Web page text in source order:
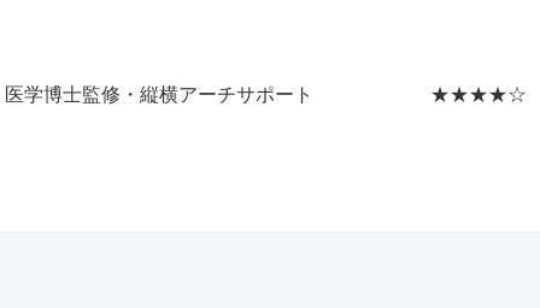
医学博士監修・縦横アーチサポート ★★★★☆